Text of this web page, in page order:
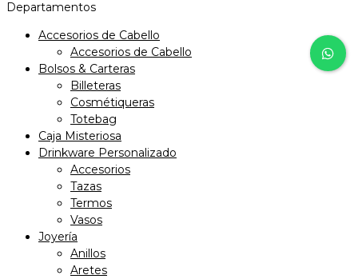
Departamentos
Accesorios de Cabello
Accesorios de Cabello
Bolsos & Carteras
Billeteras
Cosmétiqueras
Totebag
Caja Misteriosa
Drinkware Personalizado
Accesorios
Tazas
Termos
Vasos
Joyería
Anillos
Aretes